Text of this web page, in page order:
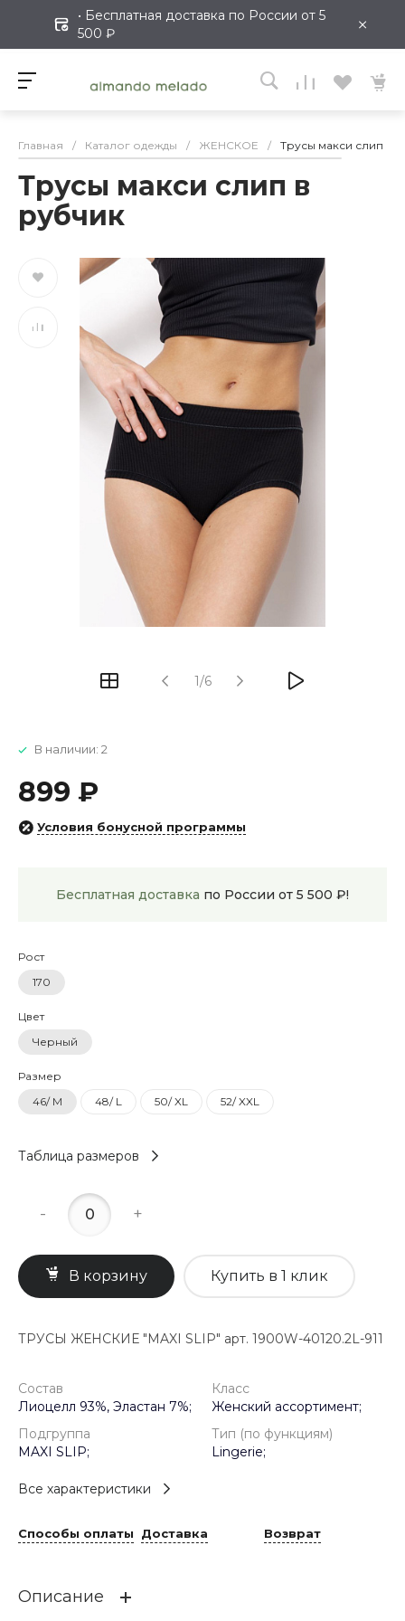
• Бесплатная доставка по России от 5
500 ₽
×
Главная / Каталог одежды / ЖЕНСКОЕ / Трусы макси слип в
Трусы макси слип в
рубчик
1/6
В наличии: 2
899 ₽
Условия бонусной программы
Бесплатная доставка по России от 5 500 ₽!
Рост
170
Цвет
Черный
Размер
46/ M
48/ L 50/ XL 52/ XXL
Таблица размеров
- +
В корзину Купить в 1 клик
ТРУСЫ ЖЕНСКИЕ "MAXI SLIP" арт. 1900W-40120.2L-911
Состав
Лиоцелл 93%, Эластан 7%;
Класс
Женский ассортимент;
Подгруппа
MAXI SLIP;
Тип (по функциям)
Lingerie;
Все характеристики
Способы оплаты Доставка Возврат
Описание